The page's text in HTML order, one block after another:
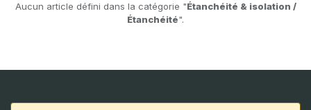
Aucun article défini dans la catégorie "Étanchéité & isolation /
Étanchéité".